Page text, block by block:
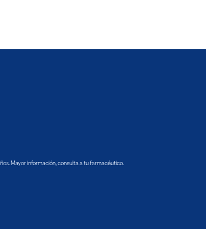
Mayor información, consulta a tu farmacéutico.